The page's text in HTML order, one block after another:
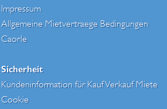
Impressum
Allgemeine Mietvertraege Bedingungen
Caorle
Sicherheit
Kundeninformation für Kauf Verkauf Miete
Cookie